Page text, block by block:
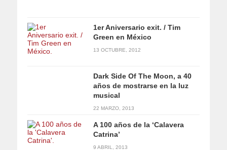
1er Aniversario exit. / Tim
Green en México
13 OCTUBRE, 2012
Dark Side Of The Moon, a 40
años de mostrarse en la luz
musical
22 MARZO, 2013
A 100 años de la ‘Calavera
Catrina’
9 ABRIL, 2013